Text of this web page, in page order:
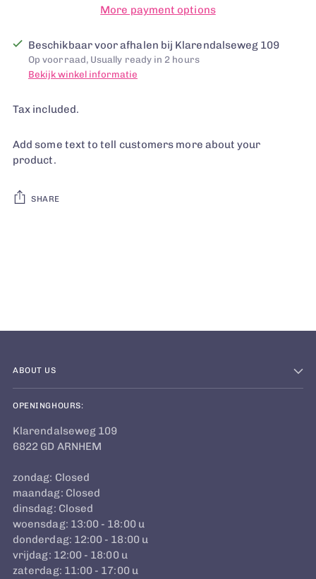
More payment options
Beschikbaar voor afhalen bij Klarendalseweg 109
Op voorraad, Usually ready in 2 hours
Bekijk winkel informatie
Tax included.
Add some text to tell customers more about your
product.
SHARE
ABOUT US
OPENINGHOURS:
Klarendalseweg 109
6822 GD ARNHEM
zondag: Closed
maandag: Closed
dinsdag: Closed
woensdag: 13:00 - 18:00 u
donderdag: 12:00 - 18:00 u
vrijdag: 12:00 - 18:00 u
zaterdag: 11:00 - 17:00 u